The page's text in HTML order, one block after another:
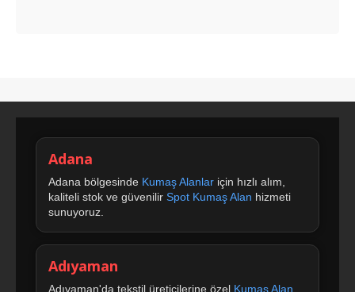
Adana
Adana bölgesinde Kumaş Alanlar için hızlı alım,
kaliteli stok ve güvenilir Spot Kumaş Alan hizmeti
sunuyoruz.
Adıyaman
Adıyaman'da tekstil üreticilerine özel Kumaş Alan